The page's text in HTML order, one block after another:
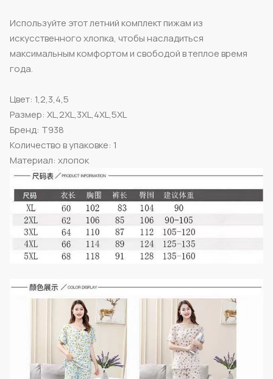
Используйте этот летний комплект пижам из
искусственного хлопка, чтобы насладиться
максимальным комфортом и свободой в теплое время
года.
Цвет: 1,2,3,4,5
Размер: XL,2XL,3XL,4XL,5XL
Бренд: T938
Количество в упаковке: 1
Материал: хлопок